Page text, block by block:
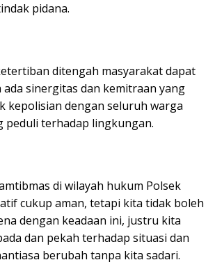
pidana.
ditengah masyarakat dapat
sinergitas dan kemitraan yang
kepolisian dengan seluruh warga
peduli terhadap lingkungan.
di wilayah hukum Polsek
cukup aman, tetapi kita tidak boleh
dengan keadaan ini, justru kita
dan pekah terhadap situasi dan
berubah tanpa kita sadari.